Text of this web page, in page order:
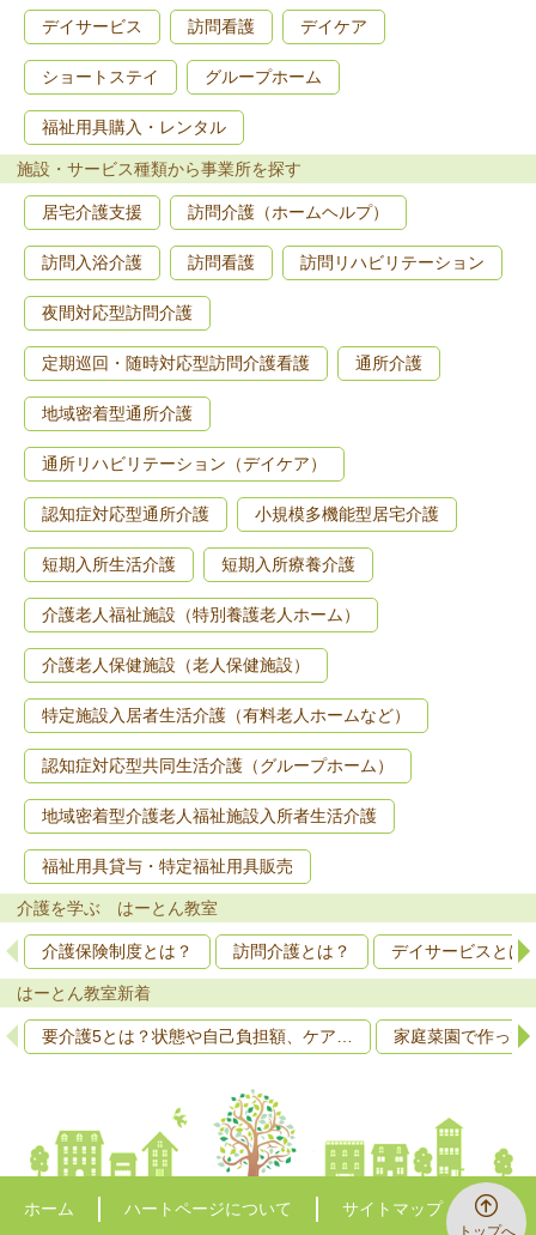
トップへ
デイサービス 訪問看護 デイケア
ショートステイ グループホーム
福祉用具購入・レンタル
施設・サービス種類から事業所を探す
居宅介護支援 訪問介護（ホームヘルプ）
訪問入浴介護 訪問看護 訪問リハビリテーション
夜間対応型訪問介護
定期巡回・随時対応型訪問介護看護 通所介護
地域密着型通所介護
通所リハビリテーション（デイケア）
認知症対応型通所介護 小規模多機能型居宅介護
短期入所生活介護 短期入所療養介護
介護老人福祉施設（特別養護老人ホーム）
介護老人保健施設（老人保健施設）
特定施設入居者生活介護（有料老人ホームなど）
認知症対応型共同生活介護（グループホーム）
地域密着型介護老人福祉施設入所者生活介護
福祉用具貸与・特定福祉用具販売
介護を学ぶ はーとん教室
介護保険制度とは？ 訪問介護とは？ デイサービスとは
はーとん教室新着
要介護5とは？状態や自己負担額、ケア… 家庭菜園で作っ
ホーム ハートページについて サイトマップ